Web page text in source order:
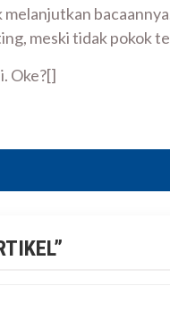
meski tidak pokok
Oke?[]
”